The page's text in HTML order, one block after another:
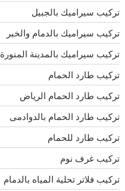
تركيب سيراميك بالجبيل
تركيب سيراميك بالدمام والخبر
تركيب سيراميك بالمدينة المنورة
تركيب طارد الحمام
تركيب طارد الحمام الرياض
تركيب طارد الحمام بالدوادمى
تركيب طارد للحمام
تركيب غرف نوم
تركيب فلاتر تحلية المياه بالدمام